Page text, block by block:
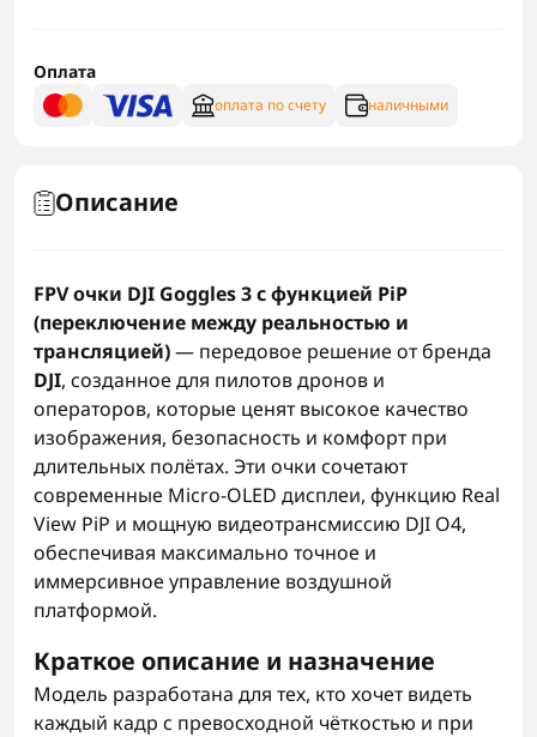
Оплата
оплата по счету наличными
Описание
FPV очки DJI Goggles 3 с функцией PiP
(переключение между реальностью и
трансляцией)— передовое решение от бренда
DJI, созданное для пилотов дронов и
операторов, которые ценят высокое качество
изображения, безопасность и комфорт при
длительных полётах. Эти очки сочетают
современные Micro-OLED дисплеи, функцию Real
View PiP и мощную видеотрансмиссию DJI O4,
обеспечивая максимально точное и
иммерсивное управление воздушной
платформой.
Краткое описание и назначение
Модель разработана для тех, кто хочет видеть
каждый кадр с превосходной чёткостью и при